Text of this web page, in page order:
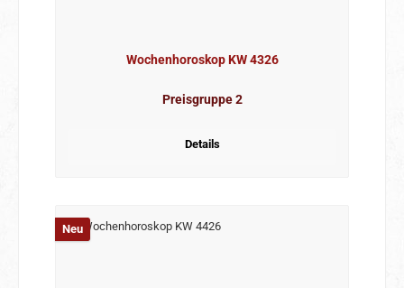
Wochenhoroskop KW 4326
Preisgruppe 2
Details
Neu